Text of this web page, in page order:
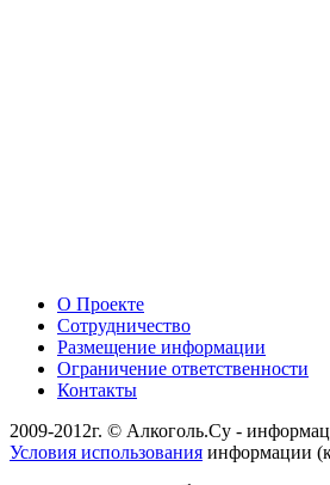
О Проекте
Сотрудничество
Размещение информации
Ограничение ответственности
Контакты
2009-2012г. © Алкоголь.Су -
Условия использования информации